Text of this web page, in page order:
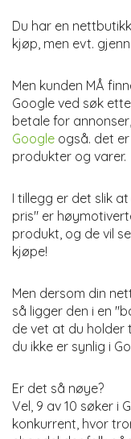
Du har en
kjøp, men evt.
Men kunden MÅ
Google ved søk
betale for
Google også. det
produkter og varer.
I tillegg er det slik
pris" er
produkt, og de vil
kjøpe!
Men dersom din
så ligger den i en
de vet at du holder
du ikke er synlig i
Er det så nøye?
Vel, 9 av 10 søker i
konkurrent, hvor